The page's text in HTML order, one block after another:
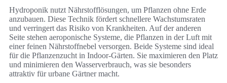
Hydroponik nutzt Nährstofflösungen, um Pflanzen ohne Erde
anzubauen. Diese Technik fördert schnellere Wachstumsraten
und verringert das Risiko von Krankheiten. Auf der anderen
Seite stehen aeroponische Systeme, die Pflanzen in der Luft mit
einer feinen Nährstoffnebel versorgen. Beide Systeme sind ideal
für die Pflanzenzucht in Indoor-Gärten. Sie maximieren den Platz
und minimieren den Wasserverbrauch, was sie besonders
attraktiv für urbane Gärtner macht.